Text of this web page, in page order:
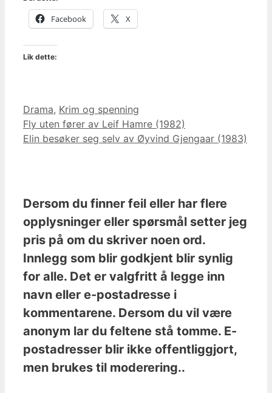
Facebook X
Lik dette:
Kategorier
Drama, Krim og spenning
Fly uten fører av Leif Hamre (1982)
Elin besøker seg selv av Øyvind Gjengaar (1983)
Dersom du finner feil eller har flere
opplysninger eller spørsmål setter jeg
pris på om du skriver noen ord.
Innlegg som blir godkjent blir synlig
for alle. Det er valgfritt å legge inn
navn eller e-postadresse i
kommentarene. Dersom du vil være
anonym lar du feltene stå tomme. E-
postadresser blir ikke offentliggjort,
men brukes til moderering..